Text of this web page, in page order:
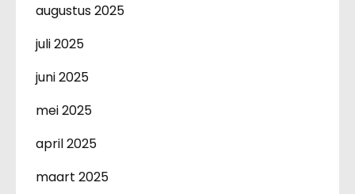
augustus 2025
juli 2025
juni 2025
mei 2025
april 2025
maart 2025